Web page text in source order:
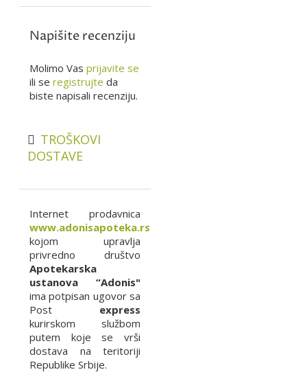
Napišite recenziju
Molimo Vas prijavite se
ili se registrujte da
biste napisali recenziju.
TROŠKOVI
DOSTAVE
Internet prodavnica
www.adonisapoteka.rs
kojom upravlja
privredno društvo
Apotekarska
ustanova “Adonis"
ima potpisan ugovor sa
Post express
kurirskom službom
putem koje se vrši
dostava na teritoriji
Republike Srbije.